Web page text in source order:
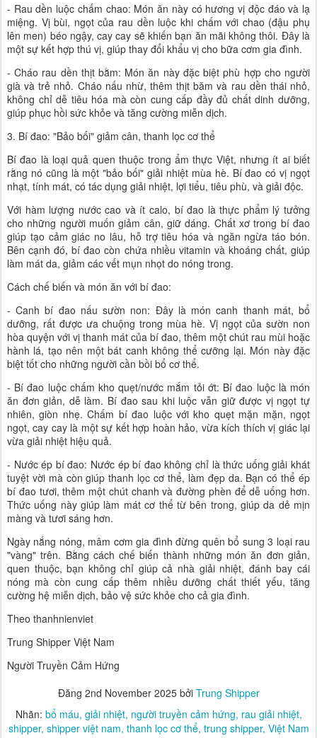
- Rau dền luộc chấm chao: Món ăn này có hương vị độc đáo và lạ
miệng. Vị bùi, ngọt của rau dền luộc khi chấm với chao (đậu phụ
lên men) béo ngậy, cay cay sẽ khiến bạn ăn mãi không thôi. Đây là
một sự kết hợp thú vị, giúp thay đổi khẩu vị cho bữa cơm gia đình.
- Cháo rau dền thịt bằm: Món ăn này đặc biệt phù hợp cho người
già và trẻ nhỏ. Cháo nấu nhừ, thêm thịt băm và rau dền thái nhỏ,
không chỉ dễ tiêu hóa mà còn cung cấp đầy đủ chất dinh dưỡng,
giúp phục hồi sức khỏe và tăng cường miễn dịch.
3. Bí đao: "Bảo bối" giảm cân, thanh lọc cơ thể
Bí đao là loại quả quen thuộc trong ẩm thực Việt, nhưng ít ai biết
rằng nó cũng là một "bảo bối" giải nhiệt mùa hè. Bí đao có vị ngọt
nhạt, tính mát, có tác dụng giải nhiệt, lợi tiểu, tiêu phù, và giải độc.
Với hàm lượng nước cao và ít calo, bí đao là thực phẩm lý tưởng
cho những người muốn giảm cân, giữ dáng. Chất xơ trong bí đao
giúp tạo cảm giác no lâu, hỗ trợ tiêu hóa và ngăn ngừa táo bón.
Bên cạnh đó, bí đao còn chứa nhiều vitamin và khoáng chất, giúp
làm mát da, giảm các vết mụn nhọt do nóng trong.
Cách chế biến và món ăn với bí đao:
- Canh bí đao nấu sườn non: Đây là món canh thanh mát, bổ
dưỡng, rất được ưa chuộng trong mùa hè. Vị ngọt của sườn non
hòa quyện với vị thanh mát của bí đao, thêm một chút rau mùi hoặc
hành lá, tạo nên một bát canh không thể cưỡng lại. Món này đặc
biệt tốt cho những người cần bồi bổ cơ thể.
- Bí đao luộc chấm kho quẹt/nước mắm tỏi ớt: Bí đao luộc là món
ăn đơn giản, dễ làm. Bí đao sau khi luộc vẫn giữ được vị ngọt tự
nhiên, giòn nhẹ. Chấm bí đao luộc với kho quẹt mặn mặn, ngọt
ngọt, cay cay là một sự kết hợp hoàn hảo, vừa kích thích vị giác lại
vừa giải nhiệt hiệu quả.
- Nước ép bí đao: Nước ép bí đao không chỉ là thức uống giải khát
tuyệt vời mà còn giúp thanh lọc cơ thể, làm đẹp da. Bạn có thể ép
bí đao tươi, thêm một chút chanh và đường phèn để dễ uống hơn.
Thức uống này giúp làm mát cơ thể từ bên trong, giúp da dẻ mịn
màng và tươi sáng hơn.
Ngày nắng nóng, mâm cơm gia đình đừng quên bổ sung 3 loại rau
"vàng" trên. Bằng cách chế biến thành những món ăn đơn giản,
quen thuộc, bạn không chỉ giúp cả nhà giải nhiệt, đánh bay cái
nóng mà còn cung cấp thêm nhiều dưỡng chất thiết yếu, tăng
cường hệ miễn dịch, bảo vệ sức khỏe cho cả gia đình.
Theo thanhnienviet
Trung Shipper Việt Nam
Người Truyền Cảm Hứng
Đăng 2nd November 2025bởi Trung Shipper
Nhãn: bổ máu giải nhiệt người truyền cảm hứng rau giải nhiệt
shipper shipper việt nam thanh lọc cơ thể trung shipper Việt Nam